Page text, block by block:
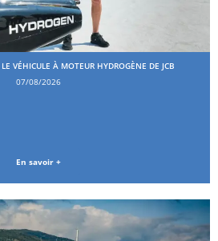
VÉHICULE À MOTEUR HYDROGÈNE DE JCB
07/08/2026
En savoir +